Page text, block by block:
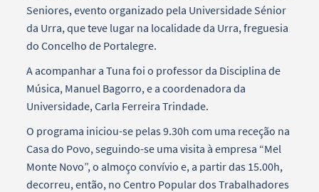
Seniores, evento organizado pela Universidade Sénior
da Urra, que teve lugar na localidade da Urra, freguesia
do Concelho de Portalegre.
A acompanhar a Tuna foi o professor da Disciplina de
Música, Manuel Bagorro, e a coordenadora da
Universidade, Carla Ferreira Trindade.
O programa iniciou-se pelas 9.30h com uma receção na
Casa do Povo, seguindo-se uma visita à empresa “Mel
Monte Novo”, o almoço convívio e, a partir das 15.00h,
decorreu, então, no Centro Popular dos Trabalhadores